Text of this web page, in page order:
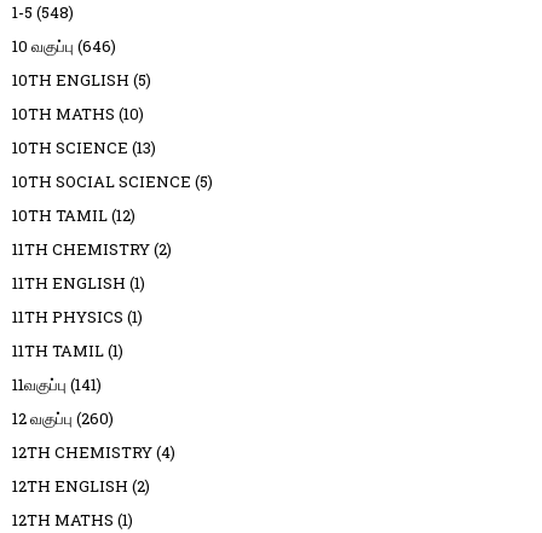
1-5 (548)
10 வகுப்பு (646)
10TH ENGLISH (5)
10TH MATHS (10)
10TH SCIENCE (13)
10TH SOCIAL SCIENCE (5)
10TH TAMIL(12)
11TH CHEMISTRY(2)
11TH ENGLISH (1)
11TH PHYSICS (1)
11TH TAMIL(1)
11வகுப்பு (141)
12 வகுப்பு (260)
12TH CHEMISTRY(4)
12TH ENGLISH (2)
12TH MATHS (1)